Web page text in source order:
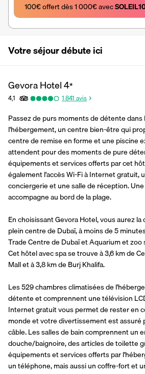
100€ offert dès 1 000€ avec
Votre séjour débute ici
Gevora Hotel4*
4,1 1 841 avis
Passez de purs moments de détente dans
l'hébergement, un centre bien-être qui
centre de remise en forme et une piscine
attendent pour des moments de pure
équipements et services offerts par cet
également l'accès Wi-Fi à Internet gratuit,
conciergerie et une salle de réception.
accompagne au bord de la plage.
En choisissant Gevora Hotel, vous aurez
plein centre de Dubaï, à moins de 5
Trade Centre de Dubaï et Aquarium et zoo
Cet hôtel avec spa se trouve à 3,6 km de
Mall et à 3,8 km de Burj Khalifa.
Les 529 chambres climatisées de
détente et comprennent une télévision
Internet gratuit vous permet de rester en
monde et votre divertissement est assuré
câble. Les salles de bain comprennent un
douche/baignoire, des articles de toilette
équipements et services offerts par
un téléphone, mais aussi un coffre-fort et